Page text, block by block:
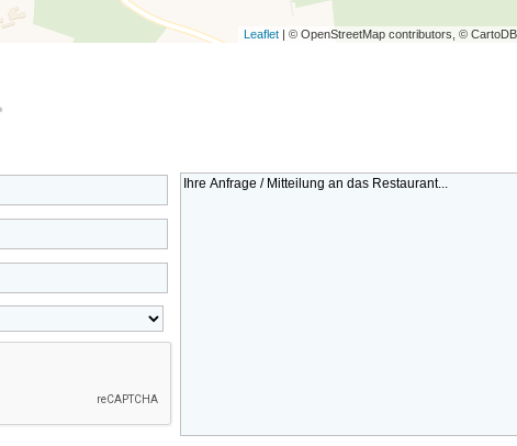
Leaflet | © OpenStreetMap contributors, © CartoDB